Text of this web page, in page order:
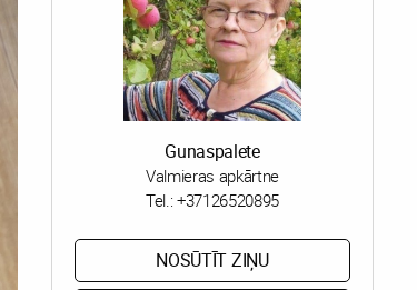
Gunaspalete
Valmieras apkārtne
Tel.: +37126520895
NOSŪTĪT ZIŅU